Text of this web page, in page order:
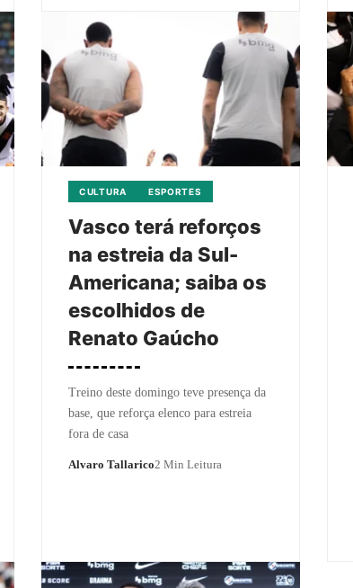
CULTURA ESPORTES
Vasco terá reforços
na estreia da Sul-
Americana; saiba os
escolhidos de
Renato Gaúcho
Treino deste domingo teve presença da
base, que reforça elenco para estreia
fora de casa
Alvaro Tallarico2 Min Leitura